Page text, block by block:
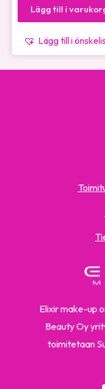
Lägg till i
Lägg till i
Elixir make-up
Beauty Oy
toimitetaan